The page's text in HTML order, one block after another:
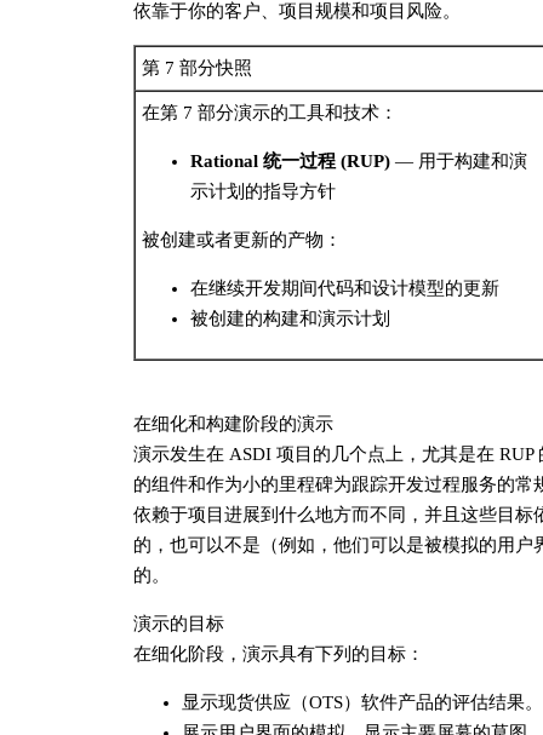
依靠于你的客户、项目规模和项目风险。
第 7 部分快照
在第 7 部分演示的工具和技术：
Rational 统一过程 (RUP) — 用于构建和演
示计划的指导方针
被创建或者更新的产物：
在继续开发期间代码和设计模型的更新
被创建的构建和演示计划
在细化和构建阶段的演示
演示发生在 ASDI 项目的几个点上，尤其是在
的组件和作为小的里程碑为跟踪开发过程服务的
依赖于项目进展到什么地方而不同，并且这些目
的，也可以不是（例如，他们可以是被模拟的用
的。
演示的目标
在细化阶段，演示具有下列的目标：
显示现货供应（OTS）软件产品的评估结果。